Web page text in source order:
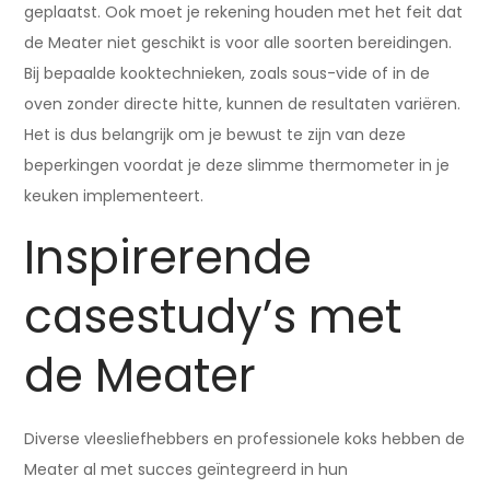
geplaatst. Ook moet je rekening houden met het feit dat
de Meater niet geschikt is voor alle soorten bereidingen.
Bij bepaalde kooktechnieken, zoals sous-vide of in de
oven zonder directe hitte, kunnen de resultaten variëren.
Het is dus belangrijk om je bewust te zijn van deze
beperkingen voordat je deze slimme thermometer in je
keuken implementeert.
Inspirerende
casestudy’s met
de Meater
Diverse vleesliefhebbers en professionele koks hebben de
Meater al met succes geïntegreerd in hun